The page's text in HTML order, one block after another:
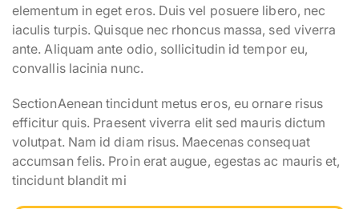
elementum in eget eros. Duis vel posuere libero, nec
iaculis turpis. Quisque nec rhoncus massa, sed viverra
ante. Aliquam ante odio, sollicitudin id tempor eu,
convallis lacinia nunc.
SectionAenean tincidunt metus eros, eu ornare risus
efficitur quis. Praesent viverra elit sed mauris dictum
volutpat. Nam id diam risus. Maecenas consequat
accumsan felis. Proin erat augue, egestas ac mauris et,
tincidunt blandit mi